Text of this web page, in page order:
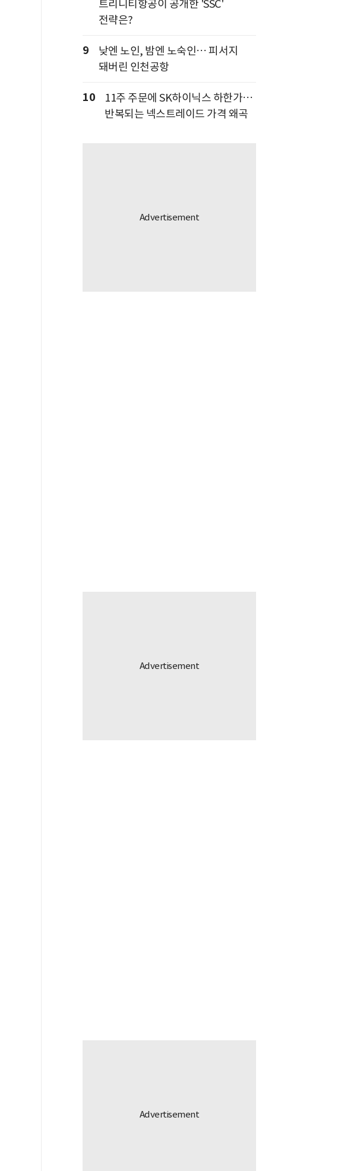
트리니티항공이 공개한 'SSC'
전략은?
9
낮엔 노인, 밤엔 노숙인… 피서지
돼버린 인천공항
10
11주 주문에 SK하이닉스 하한가…
반복되는 넥스트레이드 가격 왜곡